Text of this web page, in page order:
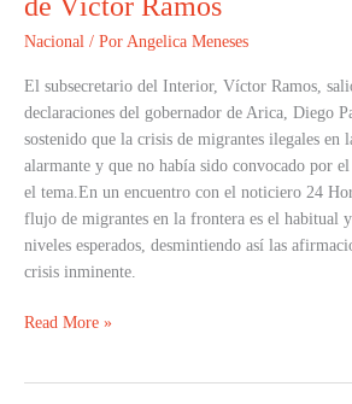
de Víctor Ramos
Nacional / Por Angelica Meneses
El subsecretario del Interior, Víctor Ramos,
declaraciones del gobernador de Arica, Diego
sostenido que la crisis de migrantes ilegales en
alarmante y que no había sido convocado por
el tema.En un encuentro con el noticiero 24
flujo de migrantes en la frontera es el habitual
niveles esperados, desmintiendo así las
crisis inminente.
declaraciones
de
Read More »